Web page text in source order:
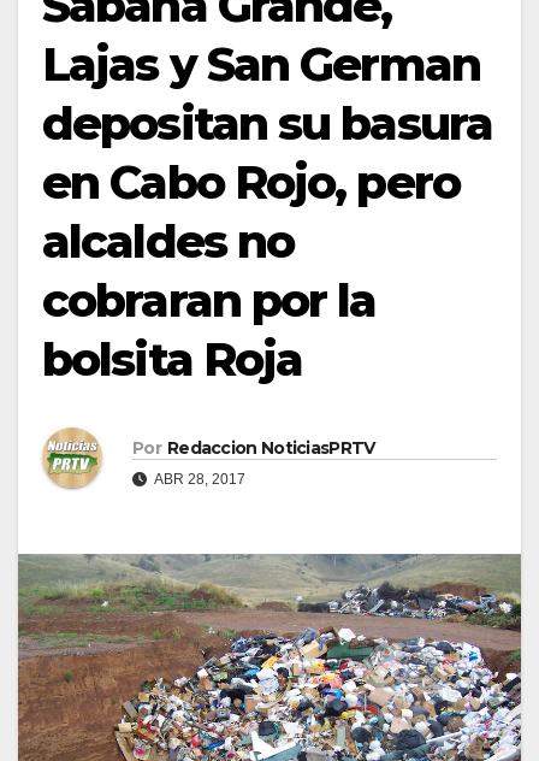
Lajas y San German
depositan su basura
en Cabo Rojo, pero
alcaldes no
cobraran por la
bolsita Roja
Por Redaccion NoticiasPRTV
ABR 28, 2017